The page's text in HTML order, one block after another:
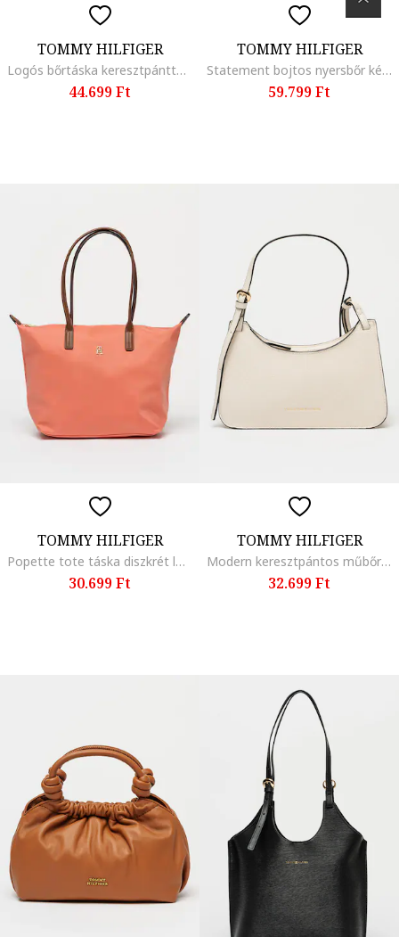
TOMMY HILFIGER
Logós bőrtáska keresztpánttal, Fekete
44.699 Ft
TOMMY HILFIGER
Statement bojtos nyersbőr kézitáska, Fangóbarna
59.799 Ft
TOMMY HILFIGER
Popette tote táska diszkrét logóval, Barna/Korallszín
30.699 Ft
TOMMY HILFIGER
Modern keresztpántos műbőr táska, Törtfehér
32.699 Ft